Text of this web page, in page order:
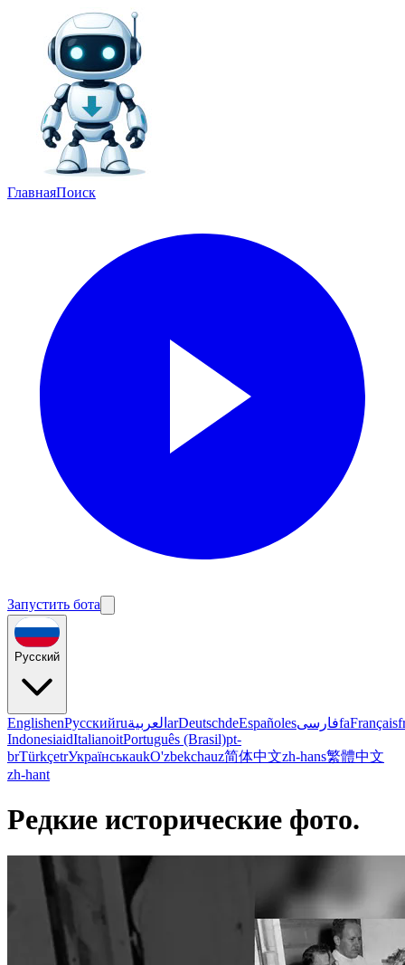
ГлавнаяПоиск
Запустить бота
Русский
EnglishenРусскийruالعربية arDeutschdeEspañolesفارسیfaFrançais
IndonesiaidItalianoitPortuguês (Brasil)pt-
brTürkçetrУкраїнськаukO'zbekchauz简体中文zh-hans繁體中文
zh-hant
Редкие исторические фото.